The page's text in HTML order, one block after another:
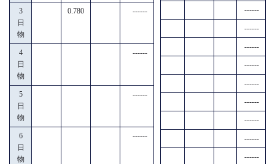
3
日
物
0.780 ------
4
日
物
------
5
日
物
------
6
日
物
------
------
------
------
------
------
------
------
------
------